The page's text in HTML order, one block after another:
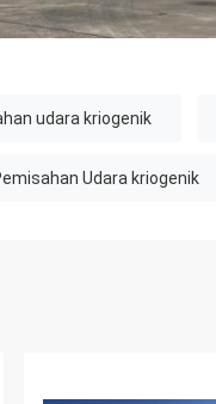
udara kriogenik
Udara kriogenik